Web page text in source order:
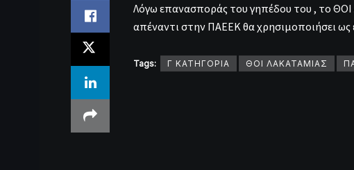
Λόγω επανασποράς του γηπέδου του , το ΘΟΙ
απέναντι στην ΠΑΕΕΚ θα χρησιμοποιήσει ως
Tags: Γ ΚΑΤΗΓΟΡΙΑ ΘΟΙ ΛΑΚΑΤΑΜΙΑΣ